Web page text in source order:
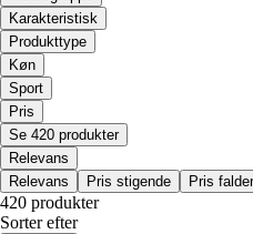
Karakteristisk
Produkttype
Køn
Sport
Pris
Se 420 produkter
Relevans
Relevans
Pris stigende Pris
420 produkter
Sorter efter